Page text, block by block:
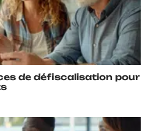
de défiscalisation pour